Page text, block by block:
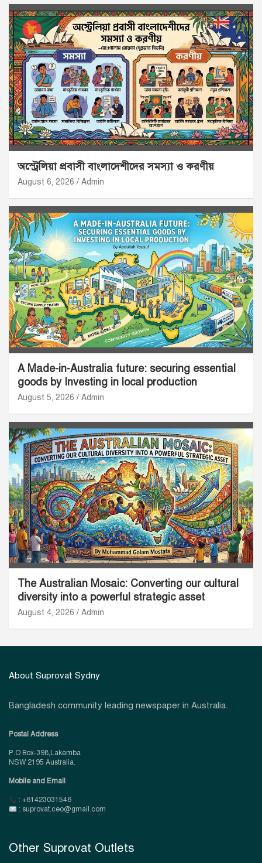
অস্ট্রেলিয়া প্রবাসী বাংলাদেশীদের সমস্যা ও করণীয়
August 6, 2026 Admin
A Made-in-Australia future: securing essential
goods by Investing in local production
August 5, 2026 Admin
The Australian Mosaic: Converting our cultural
diversity into a powerful strategic asset
August 4, 2026 Admin
About Suprovat Sydny
Bangladesh community leading newspaper in Australia.
Postal Address
P.O Box-398,Lakemba
NSW 2195 Australia.
Mobile and Email
: +61423031546
: suprovat.ceo@gmail.com
Other Suprovat Outlets